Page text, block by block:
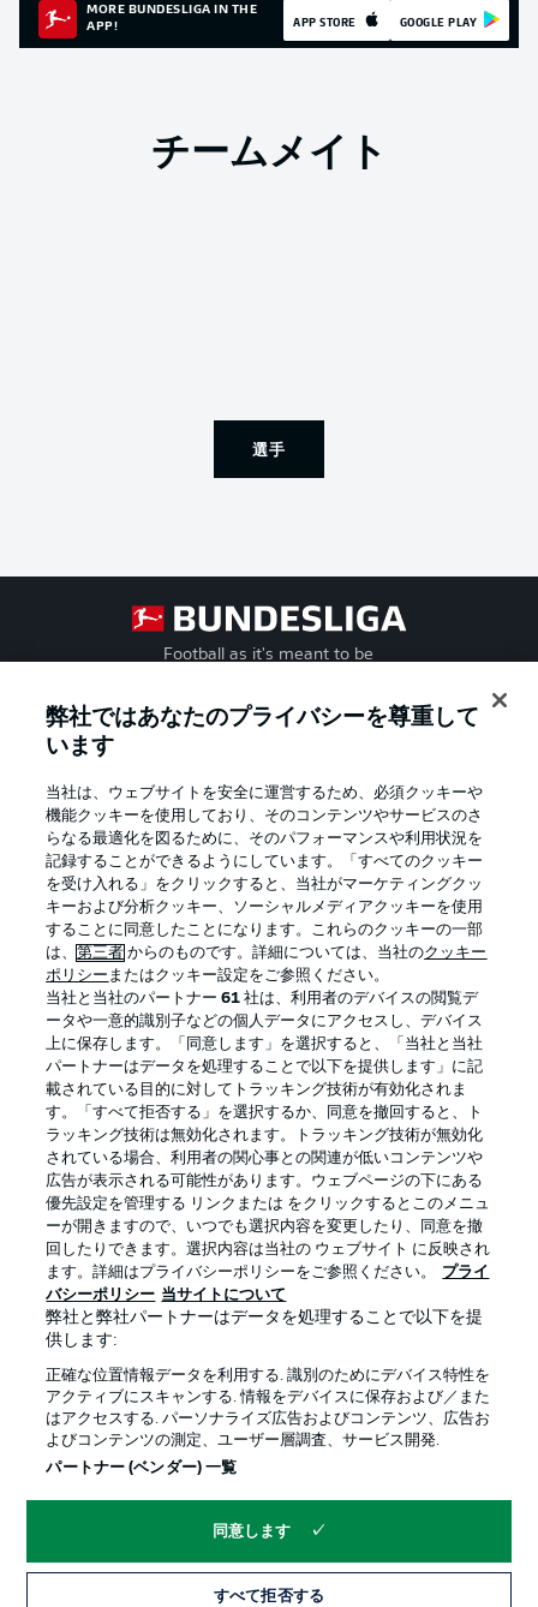
MORE BUNDESLIGA IN THE
APP!
APP STORE GOOGLE PLAY
チームメイト
選手
Football as it's meant to be
Official Partners
プライバシー・ポリシー 優先設定を管理する
利用条件 放送局
求人 選手
当サイトについて
© 2026 Bundesliga-Gruppe GmbH
言語をお選びください
弊社ではあなたのプライバシーを尊重して
います
当社は、ウェブサイトを安全に運営するため、必須クッキーや
機能クッキーを使用しており、そのコンテンツやサービスのさ
らなる最適化を図るために、そのパフォーマンスや利用状況を
記録することができるようにしています。「すべてのクッキー
を受け入れる」をクリックすると、当社がマーケティングクッ
キーおよび分析クッキー、ソーシャルメディアクッキーを使用
することに同意したことになります。これらのクッキーの一部
は、第三者 からのものです。詳細については、当社のクッキー
ポリシー またはクッキー設定をご参照ください。
当社と当社のパートナー61 社は、利用者のデバイスの閲覧デ
ータや一意的識別子などの個人データにアクセスし、デバイス
上に保存します。「同意します」を選択すると、「当社と当社
パートナーはデータを処理することで以下を提供します」に記
載されている目的に対してトラッキング技術が有効化されま
す。「すべて拒否する」を選択するか、同意を撤回すると、ト
ラッキング技術は無効化されます。トラッキング技術が無効化
されている場合、利用者の関心事との関連が低いコンテンツや
広告が表示される可能性があります。ウェブページの下にある
優先設定を管理する リンクまたは をクリックするとこのメニュ
ーが開きますので、いつでも選択内容を変更したり、同意を撤
回したりできます。選択内容は当社の ウェブサイト に反映され
ます。詳細はプライバシーポリシーをご参照ください。
プライ
バシーポリシー 当サイトについて
弊社と弊社パートナーはデータを処理することで以下を提
供します:
正確な位置情報データを利用する. 識別のためにデバイス特性を
アクティブにスキャンする. 情報をデバイスに保存および／また
はアクセスする. パーソナライズ広告およびコンテンツ、広告お
よびコンテンツの測定、ユーザー層調査、サービス開発.
パートナー (ベンダー) 一覧
同意します
すべて拒否する